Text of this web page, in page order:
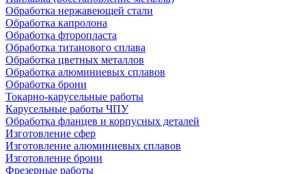
Обработка нержавеющей стали
Обработка капролона
Обработка фторопласта
Обработка титанового сплава
Обработка цветных металлов
Обработка алюминиевых сплавов
Обработка брони
Токарно-карусельные работы
Карусельные работы ЧПУ
Обработка фланцев и корпусных деталей
Изготовление сфер
Изготовление алюминиевых сплавов
Изготовление брони
Фрезерные работы